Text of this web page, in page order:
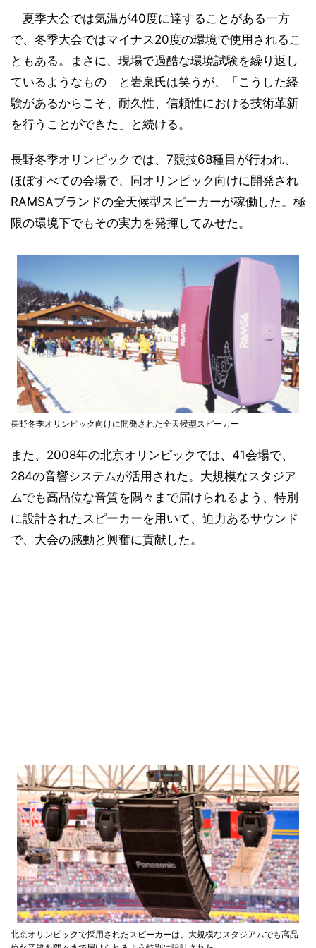
「夏季大会では気温が40度に達することがある一方
で、冬季大会ではマイナス20度の環境で使用されるこ
ともある。まさに、現場で過酷な環境試験を繰り返し
ているようなもの」と岩泉氏は笑うが、「こうした経
験があるからこそ、耐久性、信頼性における技術革新
を行うことができた」と続ける。
長野冬季オリンピックでは、7競技68種目が行われ、
ほぼすべての会場で、同オリンピック向けに開発され
RAMSAブランドの全天候型スピーカーが稼働した。極
限の環境下でもその実力を発揮してみせた。
長野冬季オリンピック向けに開発された全天候型スピーカー
また、2008年の北京オリンピックでは、41会場で、
284の音響システムが活用された。大規模なスタジア
ムでも高品位な音質を隅々まで届けられるよう、特別
に設計されたスピーカーを用いて、迫力あるサウンド
で、大会の感動と興奮に貢献した。
北京オリンピックで採用されたスピーカーは、大規模なスタジアムでも高品